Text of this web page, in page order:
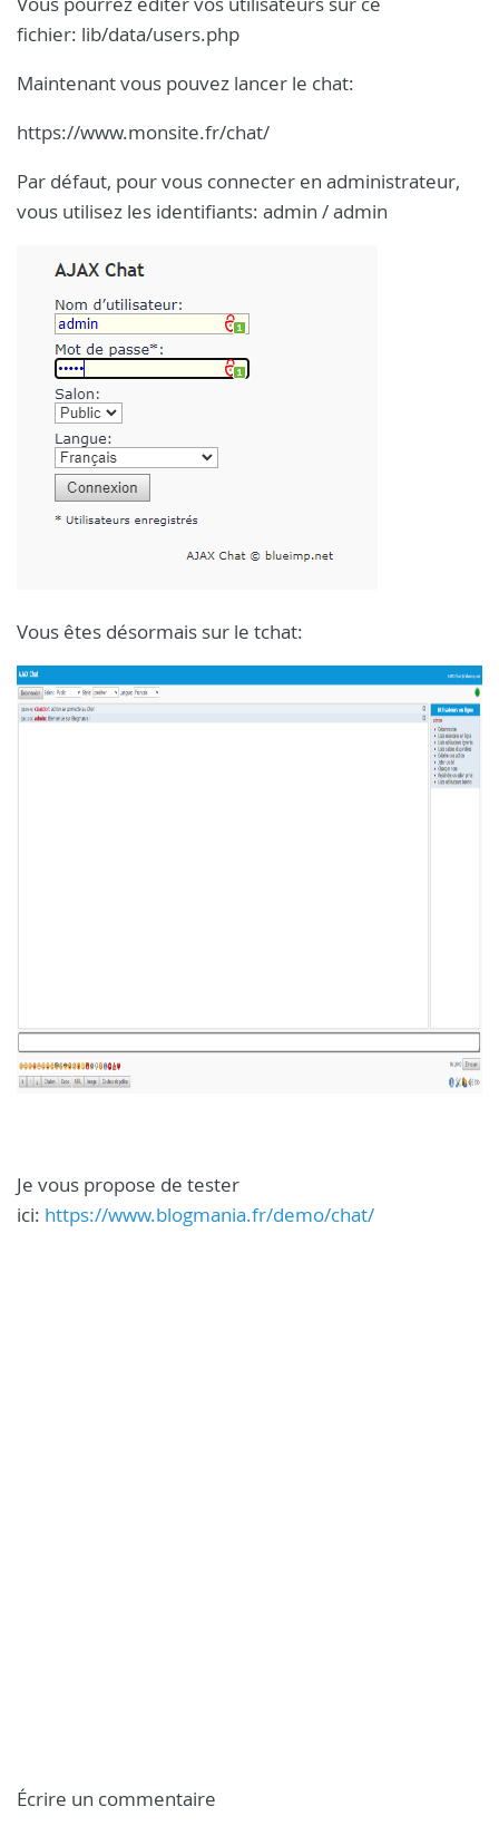
fichier: lib/data/users.php
Maintenant vous pouvez lancer le chat:
https://www.monsite.fr/chat/
Par défaut, pour vous connecter en administrateur,
vous utilisez les identifiants: admin / admin
Vous êtes désormais sur le tchat:
Je vous propose de tester
ici: https://www.blogmania.fr/demo/chat/
Écrire un commentaire